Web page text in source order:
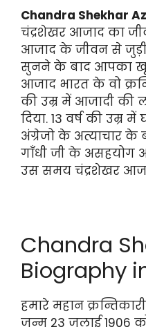
Chandra Shekhar
चंद्रशेखर आजाद का
आजाद के जीवन से
सुनने के बाद आपका
आजाद भारत के वो
की उम्र में आजादी
दिया. 13 वर्ष की उम्र
अंग्रेजो के अत्याचार के
गाँधी जी के असहयोग
उस समय चंद्रशेखर
Chandra
Biography
हमारे महान
जन्म 23 जुलाई 1906